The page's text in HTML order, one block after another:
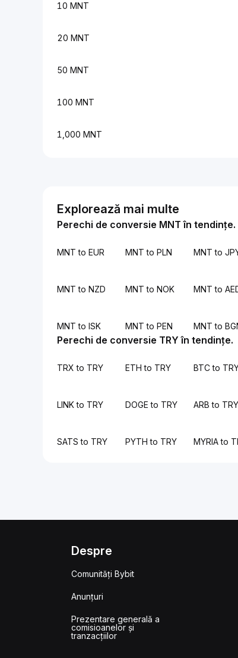
10 MNT
20 MNT
50 MNT
100 MNT
1,000 MNT
Explorează mai multe
Perechi de conversie MNT în tendințe.
MNT to EUR MNT to PLN MNT to
MNT to NZD MNT to NOK MNT to
MNT to ISK MNT to PEN MNT to
Perechi de conversie TRY în tendințe.
TRX to TRY ETH to TRY BTC to
LINK to TRY DOGE to TRY ARB to TRY
SATS to TRY PYTH to TRY MYRIA to
Despre
Comunități Bybit
Anunțuri
Prezentare generală a
comisioanelor și
tranzacțiilor